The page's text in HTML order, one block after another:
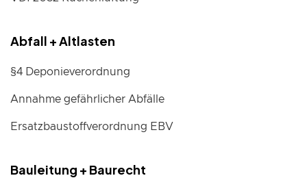
Abfall + Altlasten
§4 Deponieverordnung
Annahme gefährlicher Abfälle
Ersatzbaustoffverordnung EBV
Bauleitung + Baurecht